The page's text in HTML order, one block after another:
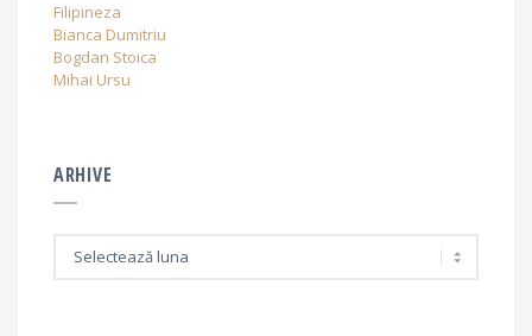
Filipineza
Bianca Dumitriu
Bogdan Stoica
Mihai Ursu
ARHIVE